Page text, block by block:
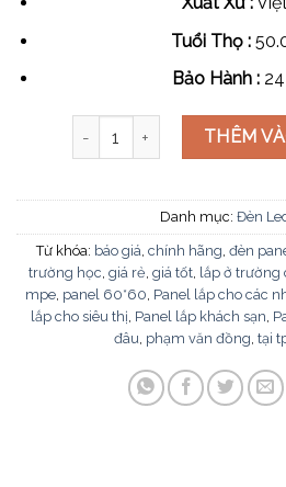
Tuổi Thọ :
Bảo Hành :24
ĐÈN LED PANEL SIÊU
THÊM
Danh mục: Đèn
Từ khóa: báo giá, chính hãng, đèn
trường học, giá rẻ, giá tốt, lắp ở trường
mpe, panel 60*60, Panel lắp cho các
lắp cho siêu thị, Panel lắp khách sạn,
đâu, phạm văn đồng, tại